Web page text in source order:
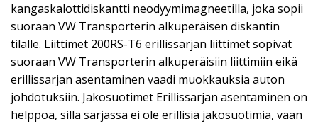
kangaskalottidiskantti neodyymimagneetilla, joka sopii
suoraan VW Transporterin alkuperäisen diskantin
tilalle. Liittimet 200RS-T6 erillissarjan liittimet sopivat
suoraan VW Transporterin alkuperäisiin liittimiin eikä
erillissarjan asentaminen vaadi muokkauksia auton
johdotuksiin. Jakosuotimet Erillissarjan asentaminen on
helppoa, sillä sarjassa ei ole erillisiä jakosuotimia, vaan